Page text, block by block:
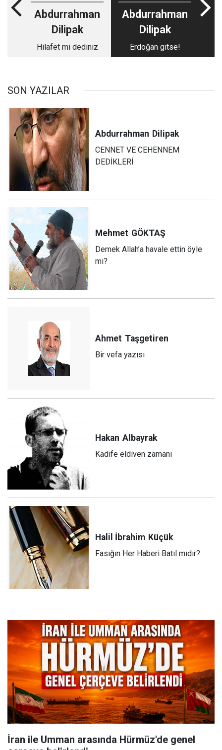
Abdurrahman
Dilipak
Hilafet mi dediniz
Abdurrahman
Dilipak
Erdoğan gitse!
SON YAZILAR
Abdurrahman Dilipak
CENNET VE CEHENNEM
DEDİKLERİ
Mehmet GÖKTAŞ
Demek Allah’a havale ettin öyle
mi?
Ahmet Taşgetiren
Bir vefa yazısı
Hakan Albayrak
Kadife eldiven zamanı
Halil İbrahim Küçük
Fasığın Her Haberi Batıl mıdır?
İran ile Umman arasında Hürmüz'de genel